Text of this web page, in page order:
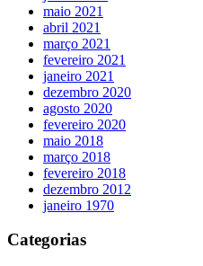
maio 2021
abril 2021
março 2021
fevereiro 2021
janeiro 2021
dezembro 2020
agosto 2020
fevereiro 2020
maio 2018
março 2018
fevereiro 2018
dezembro 2012
janeiro 1970
Categorias